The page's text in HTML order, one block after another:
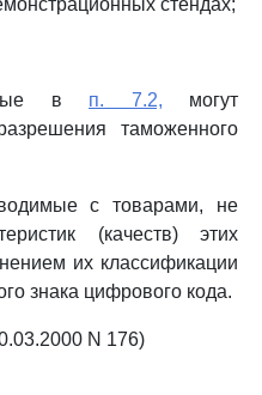
стендах;
в п. 7.2, могут
таможенного
с товарами, не
(качеств) этих
их классификации
знака цифрового кода.
N 176)